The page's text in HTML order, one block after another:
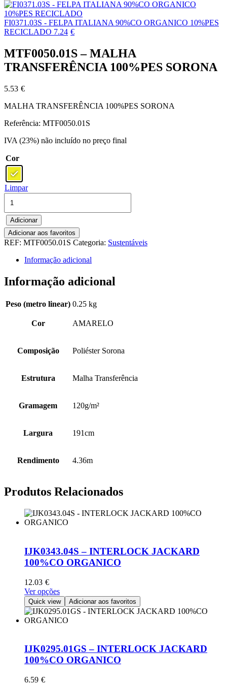
FI0371.03S - FELPA ITALIANA 90%CO ORGANICO 10%PES
RECICLADO 7.24 €
MTF0050.01S – MALHA
TRANSFERÊNCIA 100%PES SORONA
5.53 €
MALHA TRANSFERÊNCIA 100%PES SORONA
Referência: MTF0050.01S
IVA (23%) não incluído no preço final
Cor
Limpar
de
MTF0050.01S
MALHA
TRANSFERÊNCIA
SORONA
Adicionar
Adicionar aos favoritos
REF: MTF0050.01S Categoria: Sustentáveis
Informação adicional
Informação adicional
Peso (metro linear) 0.25 kg
Cor AMARELO
Composição Poliéster Sorona
Estrutura Malha Transferência
Gramagem 120g/m²
Largura 191cm
Rendimento 4.36m
Produtos Relacionados
IJK0343.04S – INTERLOCK JACKARD
100%CO ORGANICO
12.03 €
Ver opçõesThis
product
has
multiple
options
may
be
Quick view Adicionar aos favoritos
IJK0295.01GS – INTERLOCK JACKARD
100%CO ORGANICO
6.59 €